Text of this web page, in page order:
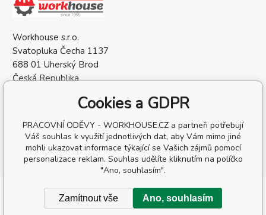
Workhouse s.r.o.
Svatopluka Čecha 1137
688 01 Uherský Brod
Česká Republika
DIČ: CZ05568137
Copyright © 2026 Workhouse s.r.o.
Všechna práva vyhrazena.
Cookies a GDPR
PRACOVNÍ ODĚVY - WORKHOUSE.CZ a partneři potřebují
Váš souhlas k využití jednotlivých dat, aby Vám mimo jiné
mohli ukazovat informace týkající se Vašich zájmů pomocí
personalizace reklam. Souhlas udělíte kliknutím na políčko
"Ano, souhlasím".
Zamítnout vše Ano, souhlasím